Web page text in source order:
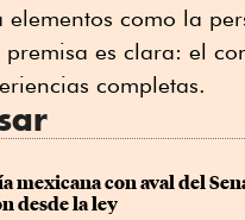
como la
es clara: el
completas.
mexicana con aval del
desde la ley